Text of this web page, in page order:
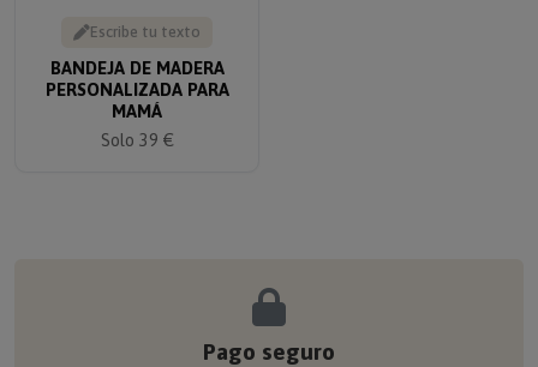
Escribe tu texto
BANDEJA DE MADERA
PERSONALIZADA PARA
MAMÁ
Solo 39 €
Pago seguro